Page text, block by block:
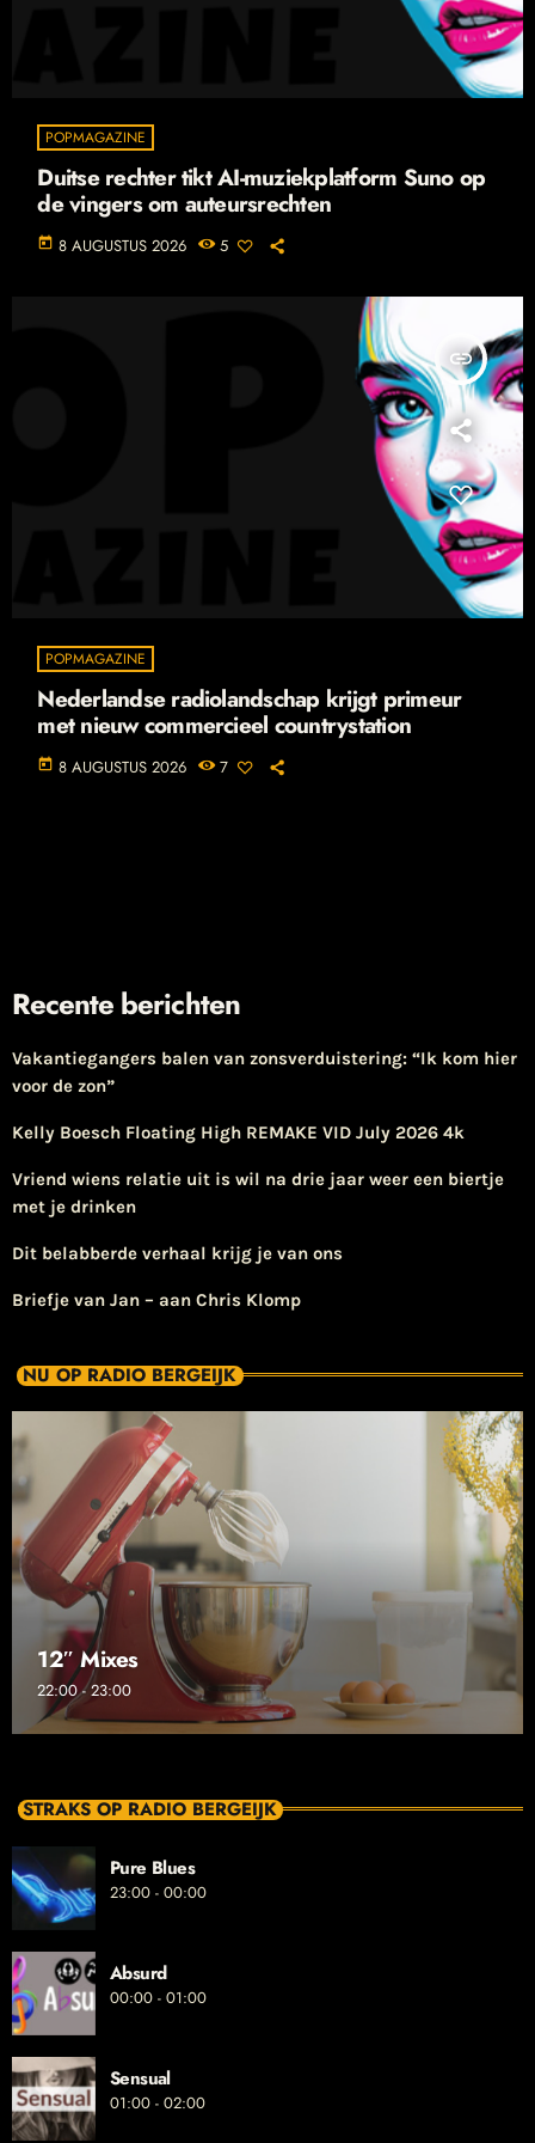
POPMAGAZINE
Duitse rechter tikt AI-muziekplatform Suno op
de vingers om auteursrechten
today 8 AUGUSTUS 2026 5
insert_link
POPMAGAZINE
Nederlandse radiolandschap krijgt primeur
met nieuw commercieel countrystation
today 8 AUGUSTUS 2026 7
Recente berichten
Vakantiegangers balen van zonsverduistering: “Ik kom hier
voor de zon”
Kelly Boesch Floating High REMAKE VID July 2026 4k
Vriend wiens relatie uit is wil na drie jaar weer een biertje
met je drinken
Dit belabberde verhaal krijg je van ons
Briefje van Jan – aan Chris Klomp
NU OP RADIO BERGEIJK
12″ Mixes
22:00 - 23:00
STRAKS OP RADIO BERGEIJK
Pure Blues
23:00 - 00:00
Absurd
00:00 - 01:00
Sensual
01:00 - 02:00